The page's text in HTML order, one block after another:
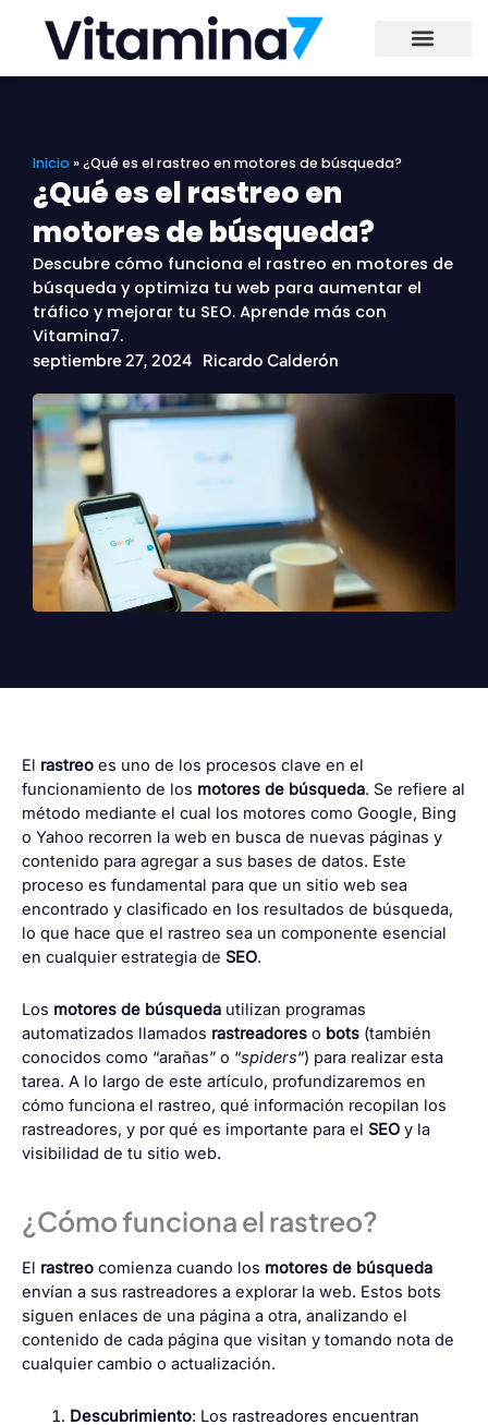
contenido
Inicio »¿Qué es el rastreo en motores de búsqueda?
¿Qué es el rastreo en
motores de búsqueda?
Descubre cómo funciona el rastreo en motores de
búsqueda y optimiza tu web para aumentar el
tráfico y mejorar tu SEO. Aprende más con
Vitamina7.
septiembre 27, 2024 Ricardo Calderón
El rastreo es uno de los procesos clave en el
funcionamiento de los motores de búsqueda. Se refiere al
método mediante el cual los motores como Google, Bing
o Yahoo recorren la web en busca de nuevas páginas y
contenido para agregar a sus bases de datos. Este
proceso es fundamental para que un sitio web sea
encontrado y clasificado en los resultados de búsqueda,
lo que hace que el rastreo sea un componente esencial
en cualquier estrategia de SEO.
Los motores de búsqueda utilizan programas
automatizados llamados rastreadores o bots (también
conocidos como “arañas” o “spiders“) para realizar esta
tarea. A lo largo de este artículo, profundizaremos en
cómo funciona el rastreo, qué información recopilan los
rastreadores, y por qué es importante para el SEO y la
visibilidad de tu sitio web.
¿Cómo funciona el rastreo?
El rastreo comienza cuando los motores de búsqueda
envían a sus rastreadores a explorar la web. Estos bots
siguen enlaces de una página a otra, analizando el
contenido de cada página que visitan y tomando nota de
cualquier cambio o actualización.
Descubrimiento: Los rastreadores encuentran